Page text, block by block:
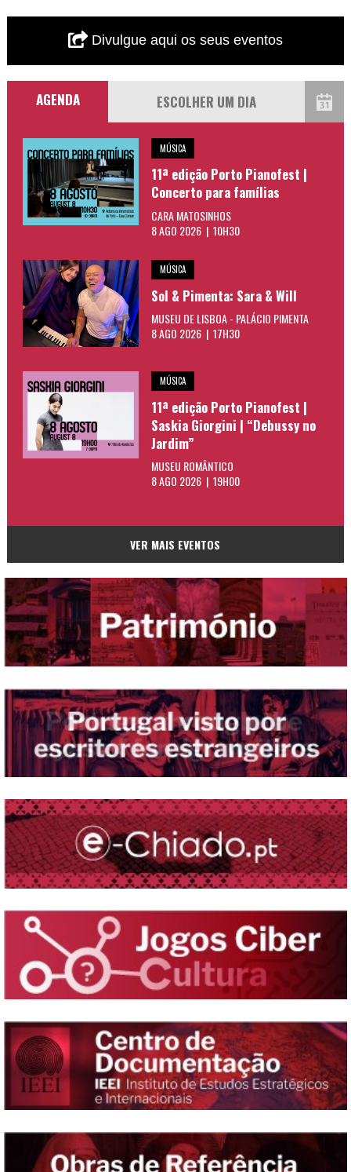
Divulgue aqui os seus eventos
AGENDA
MÚSICA
11ª edição Porto Pianofest |
Concerto para famílias
CARA MATOSINHOS
8 AGO 2026 | 10H30
MÚSICA
Sol & Pimenta: Sara & Will
MUSEU DE LISBOA - PALÁCIO PIMENTA
8 AGO 2026 | 17H30
MÚSICA
11ª edição Porto Pianofest |
Saskia Giorgini | “Debussy no
Jardim”
MUSEU ROMÂNTICO
8 AGO 2026 | 19H00
VER MAIS EVENTOS